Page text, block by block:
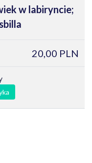
w labiryncie;
20,00 PLN